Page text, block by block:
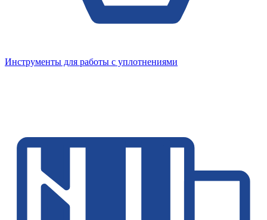
Инструменты для работы с уплотнениями